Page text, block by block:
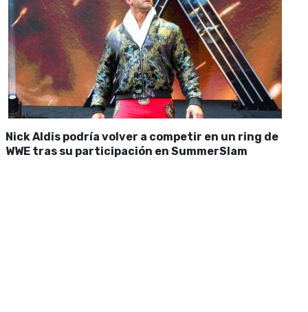
Nick Aldis podría volver a competir en un ring de
WWE tras su participación en SummerSlam